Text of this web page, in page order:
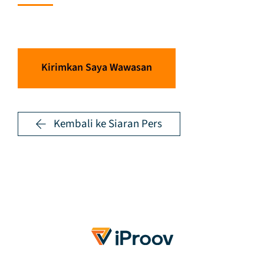
Kirimkan Saya Wawasan
Kembali ke Siaran Pers